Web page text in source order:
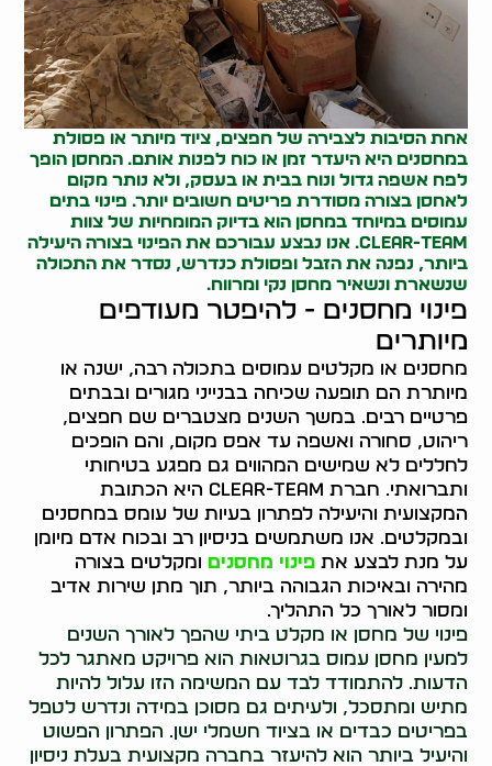
אחת הסיבות לצבירה של חפצים, ציוד מיותר או פסולת
במחסנים היא היעדר זמן או כוח לפנות אותם. המחסן הופך
לפח אשפה גדול ונוח בבית או בעסק, ולא נותר מקום
לאחסן בצורה מסודרת פריטים חשובים יותר. פינוי בתים
עמוסים במיוחד במחסן הוא בדיוק המומחיות של צוות
Clear-Team. אנו נבצע עבורכם את הפינוי בצורה היעילה
ביותר, נפנה את הזבל ופסולת כנדרש, נסדר את התכולה
שנשארת ונשאיר מחסן נקי ומרווח.
פינוי מחסנים - להיפטר מעודפים
מיותרים
מחסנים או מקלטים עמוסים בתכולה רבה, ישנה או
מיותרת הם תופעה שכיחה בבנייני מגורים ובבתים
פרטיים רבים. במשך השנים מצטברים שם חפצים,
ריהוט, סחורה ואשפה עד אפס מקום, והם הופכים
לחללים לא שמישים המהווים גם מפגע בטיחותי
ותברואתי. חברת clear-team היא הכתובת
המקצועית והיעילה לפתרון בעיות של עומס במחסנים
ובמקלטים. אנו משתמשים בניסיון רב ובכוח אדם מיומן
על מנת לבצע אתפינוי מחסנים ומקלטים בצורה
מהירה ובאיכות הגבוהה ביותר, תוך מתן שירות אדיב
ומסור לאורך כל התהליך.
פינוי של מחסן או מקלט ביתי שהפך לאורך השנים
למעין מחסן עמוס בגרוטאות הוא פרויקט מאתגר לכל
הדעות. להתמודד לבד עם המשימה הזו עלול להיות
מתיש ומתסכל, ולעיתים גם מסוכן במידה ונדרש לטפל
בפריטים כבדים או בציוד חשמלי ישן. הפתרון הפשוט
והיעיל ביותר הוא להיעזר בחברה מקצועית בעלת ניסיון